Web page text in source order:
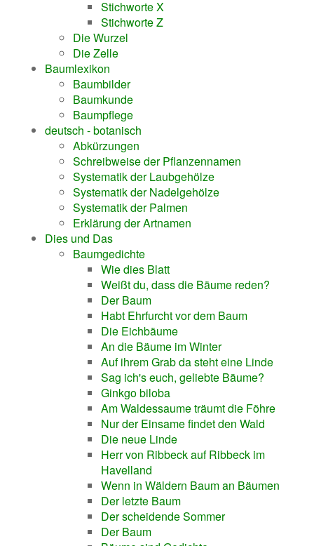
Stichworte X
Stichworte Z
Die Wurzel
Die Zelle
Baumlexikon
Baumbilder
Baumkunde
Baumpflege
deutsch - botanisch
Abkürzungen
Schreibweise der Pflanzennamen
Systematik der Laubgehölze
Systematik der Nadelgehölze
Systematik der Palmen
Erklärung der Artnamen
Dies und Das
Baumgedichte
Wie dies Blatt
Weißt du, dass die Bäume reden?
Der Baum
Habt Ehrfurcht vor dem Baum
Die Eichbäume
An die Bäume im Winter
Auf ihrem Grab da steht eine Linde
Sag ich's euch, geliebte Bäume?
Ginkgo biloba
Am Waldessaume träumt die Föhre
Nur der Einsame findet den Wald
Die neue Linde
Herr von Ribbeck auf Ribbeck im
Havelland
Wenn in Wäldern Baum an Bäumen
Der letzte Baum
Der scheidende Sommer
Der Baum